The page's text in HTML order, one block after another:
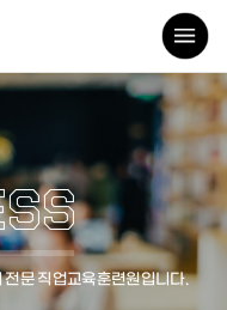
문 직업교육훈련원입니다.